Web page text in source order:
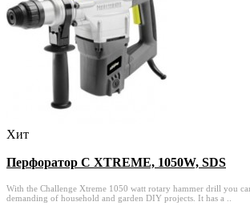
Хит
Перфоратор C XTREME, 1050W, SDS
With the Challenge Xtreme 1050 watt rotary hammer drill you
demanding of household and garden DIY projects. It has a ..